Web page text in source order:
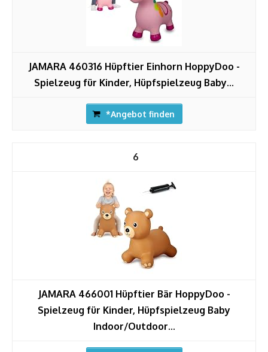
JAMARA 460316 Hüpftier Einhorn HoppyDoo -
Spielzeug für Kinder, Hüpfspielzeug Baby...
*Angebot finden
6
JAMARA 466001 Hüpftier Bär HoppyDoo -
Spielzeug für Kinder, Hüpfspielzeug Baby
Indoor/Outdoor...